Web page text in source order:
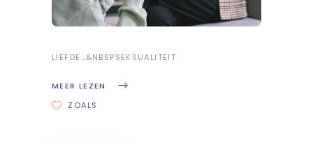
LIEFDE &NBSPSEKSUALITEIT
MEER LEZEN
ZOALS